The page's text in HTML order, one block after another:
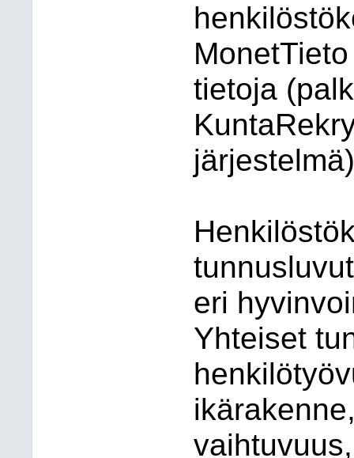
tietoja
eri
Yhteiset